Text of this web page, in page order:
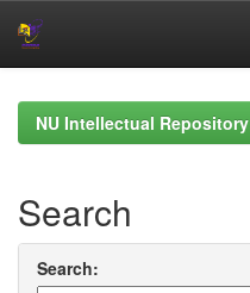
navigationNU Intellectual Repository
Search
Search: